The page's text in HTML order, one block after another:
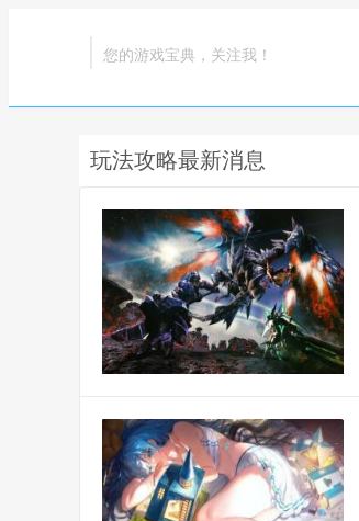
您的游戏宝典，关注我！
玩法攻略最新消息